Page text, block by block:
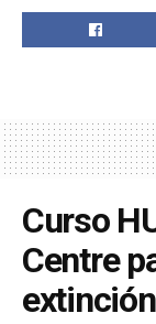
Curso
Centre